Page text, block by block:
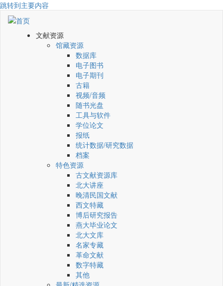
跳转到主要内容
文献资源
馆藏资源
数据库
电子图书
电子期刊
古籍
视频/音频
随书光盘
工具与软件
学位论文
报纸
统计数据/研究数据
档案
特色资源
古文献资源库
北大讲座
晚清民国文献
西文特藏
博后研究报告
燕大毕业论文
北大文库
名家专藏
革命文献
数字特藏
其他